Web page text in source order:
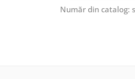
Număr din catalog: